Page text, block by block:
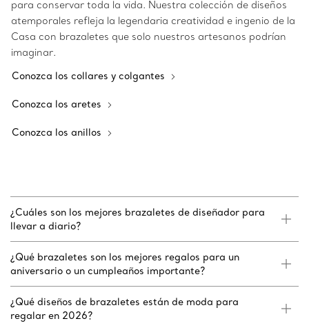
para conservar toda la vida. Nuestra colección de diseños
atemporales refleja la legendaria creatividad e ingenio de la
Casa con brazaletes que solo nuestros artesanos podrían
imaginar.
Conozca los collares y colgantes
Conozca los aretes
Conozca los anillos
¿Cuáles son los mejores brazaletes de diseñador para
llevar a diario?
¿Qué brazaletes son los mejores regalos para un
aniversario o un cumpleaños importante?
¿Qué diseños de brazaletes están de moda para
regalar en 2026?